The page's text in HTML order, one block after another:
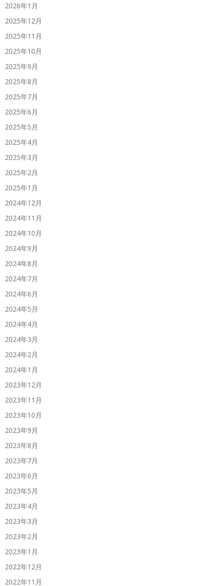
2026年1月
2025年12月
2025年11月
2025年10月
2025年9月
2025年8月
2025年7月
2025年6月
2025年5月
2025年4月
2025年3月
2025年2月
2025年1月
2024年12月
2024年11月
2024年10月
2024年9月
2024年8月
2024年7月
2024年6月
2024年5月
2024年4月
2024年3月
2024年2月
2024年1月
2023年12月
2023年11月
2023年10月
2023年9月
2023年8月
2023年7月
2023年6月
2023年5月
2023年4月
2023年3月
2023年2月
2023年1月
2022年12月
2022年11月